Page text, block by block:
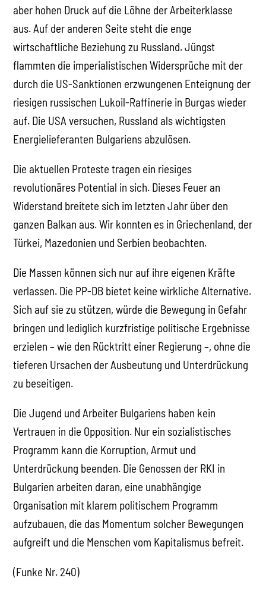
aber hohen Druck auf die Löhne der Arbeiterklasse
aus. Auf der anderen Seite steht die enge
wirtschaftliche Beziehung zu Russland. Jüngst
flammten die imperialistischen Widersprüche mit der
durch die US-Sanktionen erzwungenen Enteignung der
riesigen russischen Lukoil-Raffinerie in Burgas wieder
auf. Die USA versuchen, Russland als wichtigsten
Energielieferanten Bulgariens abzulösen.
Die aktuellen Proteste tragen ein riesiges
revolutionäres Potential in sich. Dieses Feuer an
Widerstand breitete sich im letzten Jahr über den
ganzen Balkan aus. Wir konnten es in Griechenland, der
Türkei, Mazedonien und Serbien beobachten.
Die Massen können sich nur auf ihre eigenen Kräfte
verlassen. Die PP-DB bietet keine wirkliche Alternative.
Sich auf sie zu stützen, würde die Bewegung in Gefahr
bringen und lediglich kurzfristige politische Ergebnisse
erzielen – wie den Rücktritt einer Regierung –, ohne die
tieferen Ursachen der Ausbeutung und Unterdrückung
zu beseitigen.
Die Jugend und Arbeiter Bulgariens haben kein
Vertrauen in die Opposition. Nur ein sozialistisches
Programm kann die Korruption, Armut und
Unterdrückung beenden. Die Genossen der RKI in
Bulgarien arbeiten daran, eine unabhängige
Organisation mit klarem politischem Programm
aufzubauen, die das Momentum solcher Bewegungen
aufgreift und die Menschen vom Kapitalismus befreit.
(Funke Nr. 240)